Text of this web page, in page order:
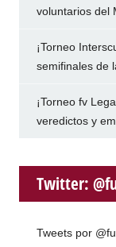
voluntarios del
¡Torneo
semifinales de
¡Torneo fv
veredictos y
Twitter:
Tweets por